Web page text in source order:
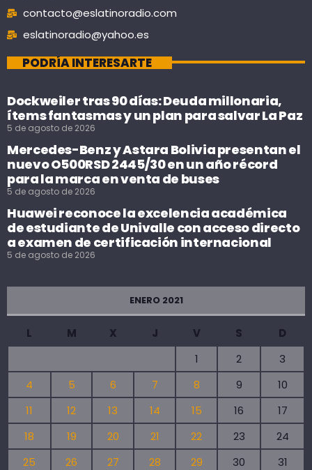
contacto@eslatinoradio.com
eslatinoradio@yahoo.es
PODRÍA INTERESARTE
Dockweiler tras 90 días: Deuda millonaria,
ítems fantasmas y un plan para salvar La Paz
5 de agosto de 2026
Mercedes-Benz y Astara Bolivia presentan el
nuevo O500RSD 2445/30 en un año récord
para la marca en venta de buses
5 de agosto de 2026
Huawei reconoce la excelencia académica
de estudiante de Univalle con acceso directo
a examen de certificación internacional
5 de agosto de 2026
ENERO 2021
L M X J V S
D
1
2
3
4
5 6 7 8 9
10
11
12 13 14 15 16
17
18
19 20 21 22 23
24
25
26 27 28 29 30 31